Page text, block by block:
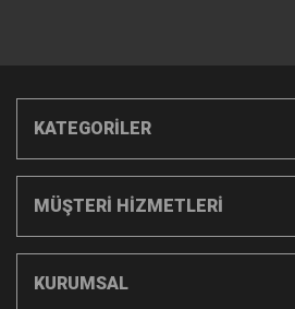
KATEGORİLER
MÜŞTERİ HİZMETLERİ
KURUMSAL